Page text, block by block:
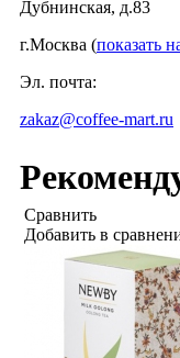
Дубнинская, д.83
г.Москва (показать
Эл. почта:
zakaz@coffee-mart.ru
Сравнить
Добавить в